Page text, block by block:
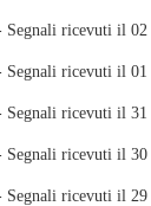
Segnali ricevuti il 02
Segnali ricevuti il 01
Segnali ricevuti il 31
Segnali ricevuti il 30
Segnali ricevuti il 29